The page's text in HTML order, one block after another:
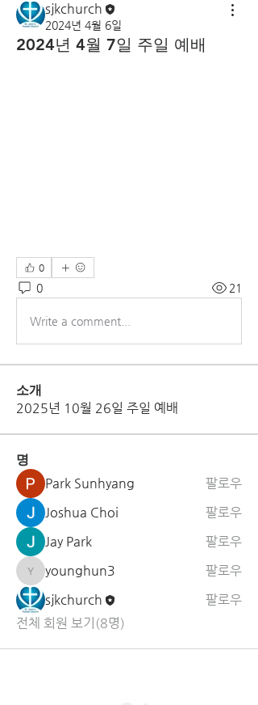
sjkchurch
2024년 4월 6일
2024년 4월 7일 주일 예배
0
0 21
Write a comment...
소개
2025년 10월 26일 주일 예배
명
Park Sunhyang
팔로우
Joshua Choi
팔로우
Jay Park
팔로우
younghun3
younghun3
팔로우
sjkchurch
팔로우
전체 회원 보기(8명)